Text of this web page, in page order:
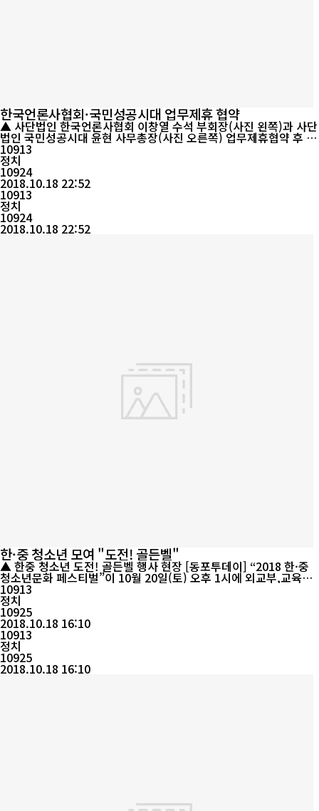
한국언론사협회·국민성공시대 업무제휴 협약
▲ 사단법인 한국언론사협회 이창열 수석 부회장(사진 왼쪽)과 사단
법인 국민성공시대 윤현 사무총장(사진 오른쪽) 업무제휴협약 후 기
념촬영을 하고 있다. [동포투데이] (사)한국언론사협회(이사장 주동
담)와 사단법인 국민성공시대(상임대표 장원석)는 16일 오후2시 한
국언론사협회 연합취재본부 사무실에서 상호 협력과 발전을 위하여
업무제휴 협약식을 가졌다. 이날 협약식은 사단법인 한국언론사협
회...
10913
정치
10924
2018.10.18 22:52
10913
정치
10924
2018.10.18 22:52
한·중 청소년 모여 "도전! 골든벨"
▲ 한중 청소년 도전! 골든벨 행사 현장 [동포투데이] “2018 한·중
청소년문화 페스티벌”이 10월 20일(토) 오후 1시에 외교부,교육부,
서울특별시, 서울특별시교육청의 후원으로 서울서운중학교 체육관
에서 열린다. 한･중 차세대 양국 청소년들이 상대국 문화를 더 깊이
이해하고 미래지향적인 우호관계를 가질 수 있도록 마련되는 이번
행사에서는 한·중 청소년들을 대상으로 한 골든벨 퀴즈와 서운중학
교 사물...
10913
정치
10925
2018.10.18 16:10
10913
정치
10925
2018.10.18 16:10